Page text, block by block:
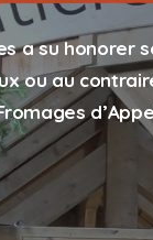
a su honorer
ou au